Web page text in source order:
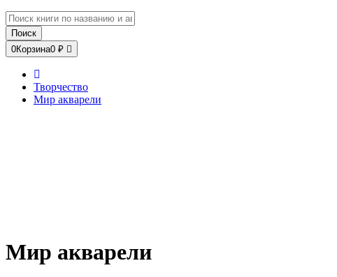
Поиск
0Корзина0 ₽
Творчество
Мир акварели
Мир акварели